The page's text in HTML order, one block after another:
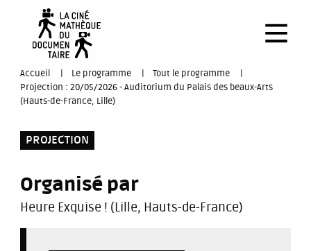
contenu
You
are
here
Accueil Le programme
Tout le programme
Projection : 20/05/2026 - Auditorium du Palais des beaux-Arts
(Hauts-de-France, Lille)
PROJECTION
Organisé par
Heure Exquise ! (Lille, Hauts-de-France)